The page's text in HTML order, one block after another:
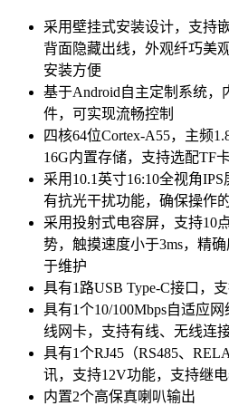
采用壁挂式安装设计，支持
背面隐藏出线，外观纤巧美
安装方便
基于Android自主定制系统，
件，可实现流畅控制
四核64位Cortex-A55，主频
16G内置存储，支持选配TF
采用10.1英寸16:10全视角
有抗光干扰功能，确保操作
采用投射式电容屏，支持10
势，触摸速度小于3ms，精
于维护
具有1路USB Type-C接口，
具有1个10/100Mbps自适应
线网卡，支持有线、无线连
具有1个RJ45（RS485、
讯，支持12V功能，支持继
内置2个高保真喇叭输出